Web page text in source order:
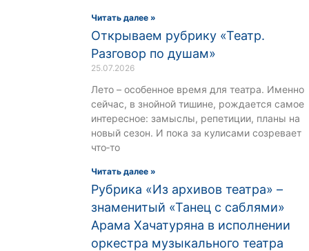
Читать далее »
Открываем рубрику «Театр.
Разговор по душам»
25.07.2026
Лето – особенное время для театра. Именно
сейчас, в знойной тишине, рождается самое
интересное: замыслы, репетиции, планы на
новый сезон. И пока за кулисами созревает
что‑то
Читать далее »
Рубрика «Из архивов театра» –
знаменитый «Танец с саблями»
Арама Хачатуряна в исполнении
оркестра музыкального театра